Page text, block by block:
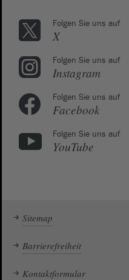
Folgen Sie uns auf
X
Folgen Sie uns auf
Instagram
Folgen Sie uns auf
Facebook
Folgen Sie uns auf
YouTube
Sitemap
Barrierefreiheit
Kontaktformular